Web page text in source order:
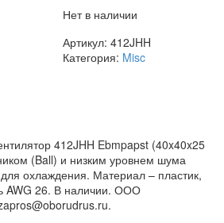
Нет в наличии
Артикул: 412JHH
Категория: Misc
412JHH Ebmpapst (40x40x25
(Ball) и низким уровнем шума
охлаждения. Материал – пластик,
AWG 26. В наличии. ООО